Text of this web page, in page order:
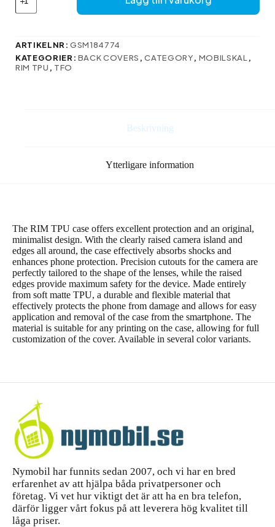
TPU-
fodral
Motorola
i
ARTIKELNR:GSM184774
KATEGORIER: BACK COVERS ,CATEGORY, MOBILSKAL ,
RIM TPU , TFO
Beskrivning
Ytterligare information
The RIM TPU case offers excellent protection and an original,
minimalist design. With the clearly raised camera island and
edges all around, the case effectively absorbs shocks and
enhances phone protection. Precision cutouts for the camera are
perfectly tailored to the shape of the lenses, while the raised
edges provide maximum safety for the device. Made entirely
from soft matte TPU, a durable and flexible material that
effectively protects the phone from damage and allows for easy
application and removal of the case from the smartphone. The
material is suitable for any printing on the case, allowing for full
customization of the cover. Available in several color variants.
Nymobil har funnits sedan 2007, och vi har en bred
erfarenhet av att hjälpa båda privatpersoner och
företag. Vi vet hur viktigt det är att ha en bra telefon,
därför ligger vårt fokus på att leverera hög kvalitet till
låga priser.